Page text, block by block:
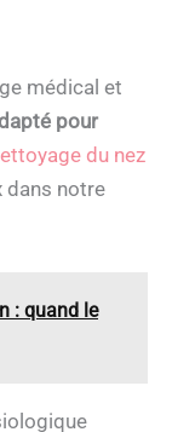
médical et
pour
du nez
dans notre
: quand le